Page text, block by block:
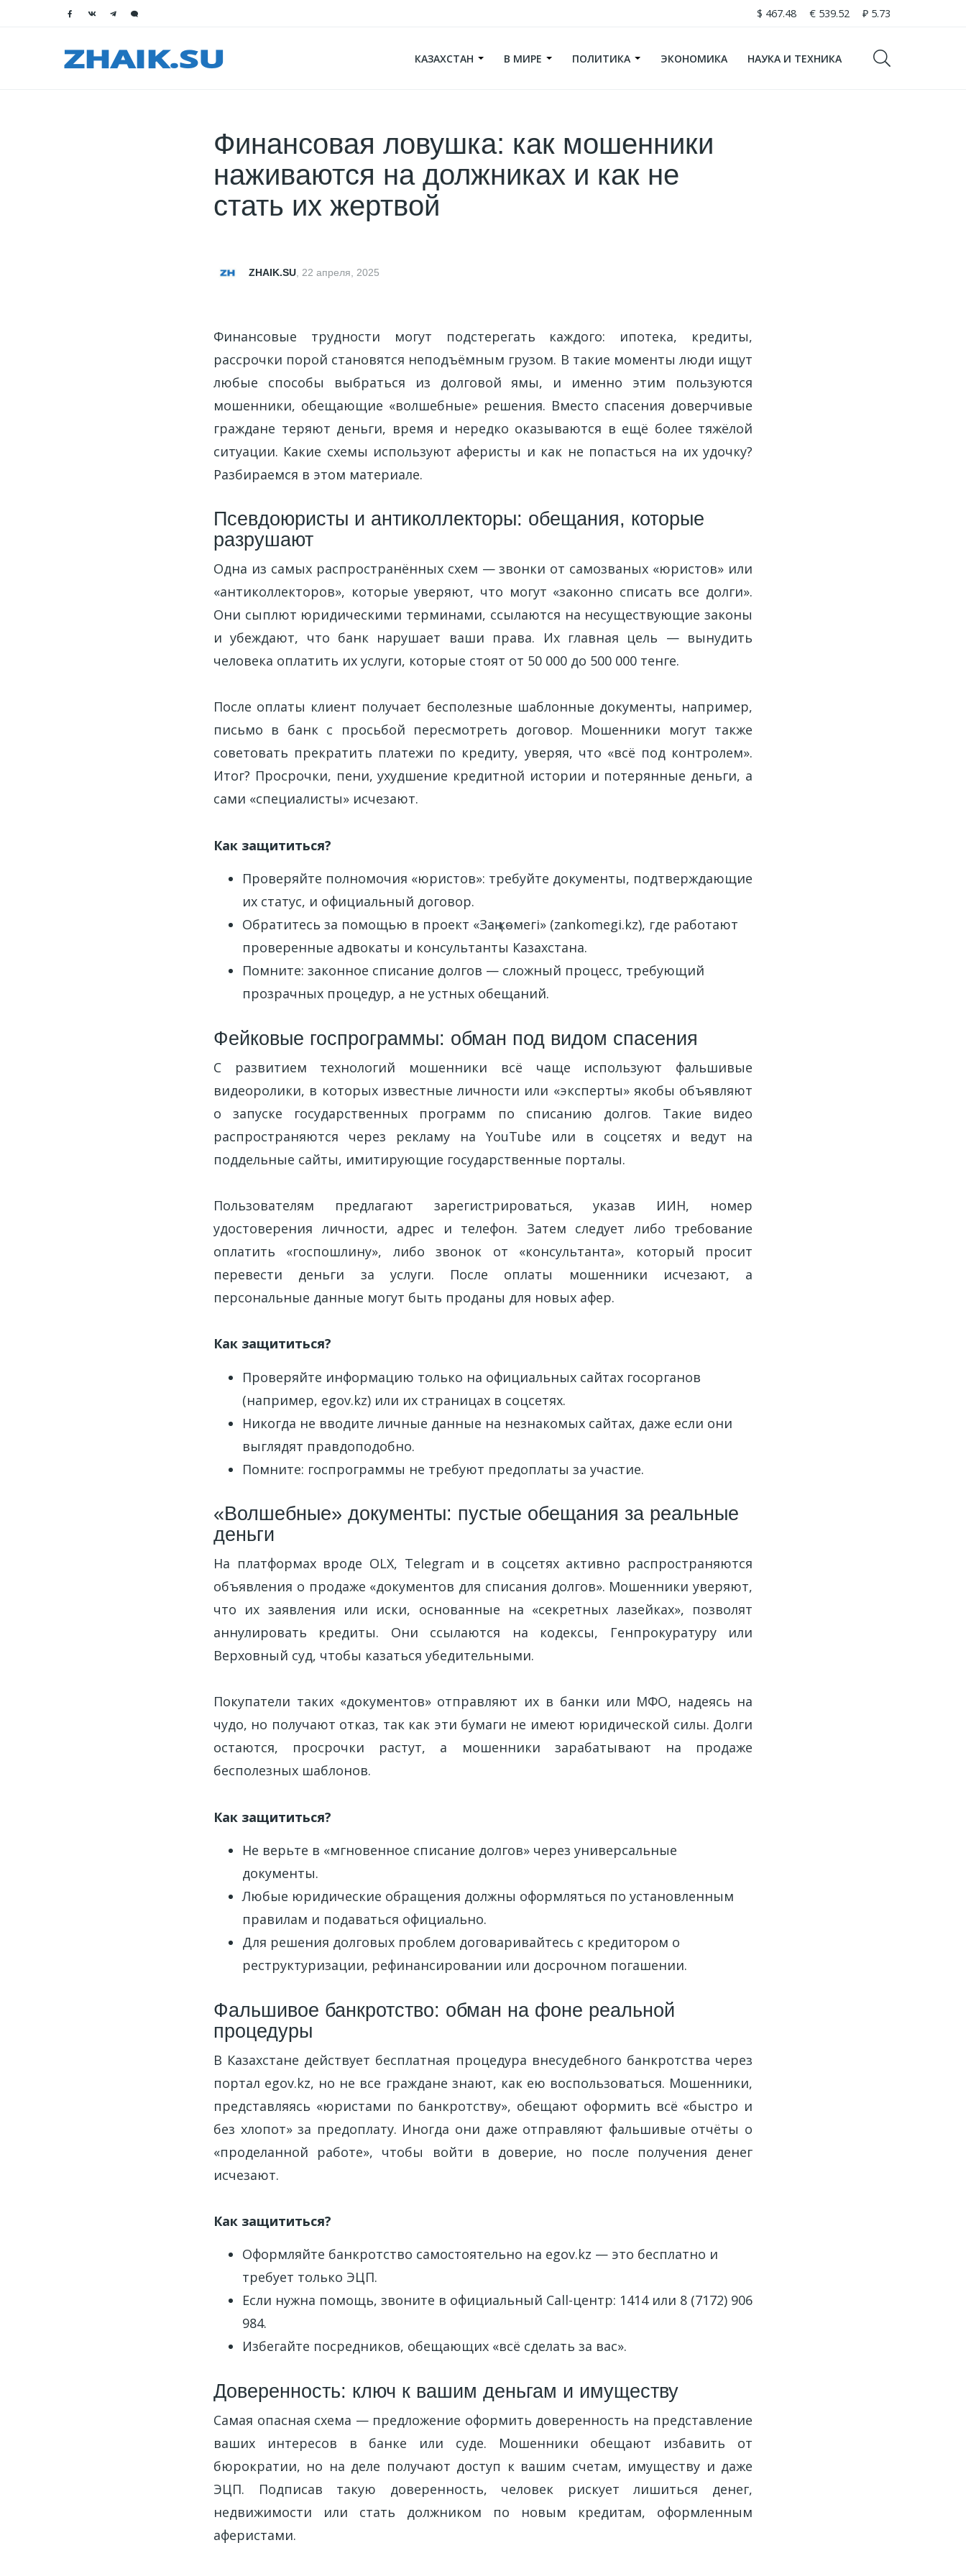
$ 467.48 € 539.52 ₽ 5.73
КАЗАХСТАН В МИРЕ ПОЛИТИКА ЭКОНОМИКА НАУКА И ТЕХНИКА
Финансовая ловушка: как мошенники
наживаются на должниках и как не
стать их жертвой
ZHAIK.SU, 22 апреля, 2025
Финансовые трудности могут подстерегать каждого: ипотека, кредиты,
рассрочки порой становятся неподъёмным грузом. В такие моменты люди ищут
любые способы выбраться из долговой ямы, и именно этим пользуются
мошенники, обещающие «волшебные» решения. Вместо спасения доверчивые
граждане теряют деньги, время и нередко оказываются в ещё более тяжёлой
ситуации. Какие схемы используют аферисты и как не попасться на их удочку?
Разбираемся в этом материале.
Псевдоюристы и антиколлекторы: обещания, которые
разрушают
Одна из самых распространённых схем — звонки от самозваных «юристов» или
«антиколлекторов», которые уверяют, что могут «законно списать все долги».
Они сыплют юридическими терминами, ссылаются на несуществующие законы
и убеждают, что банк нарушает ваши права. Их главная цель — вынудить
человека оплатить их услуги, которые стоят от 50 000 до 500 000 тенге.
После оплаты клиент получает бесполезные шаблонные документы, например,
письмо в банк с просьбой пересмотреть договор. Мошенники могут также
советовать прекратить платежи по кредиту, уверяя, что «всё под контролем».
Итог? Просрочки, пени, ухудшение кредитной истории и потерянные деньги, а
сами «специалисты» исчезают.
Как защититься?
Проверяйте полномочия «юристов»: требуйте документы, подтверждающие
их статус, и официальный договор.
Обратитесь за помощью в проект «Заң көмегі» (zankomegi.kz), где работают
проверенные адвокаты и консультанты Казахстана.
Помните: законное списание долгов — сложный процесс, требующий
прозрачных процедур, а не устных обещаний.
Фейковые госпрограммы: обман под видом спасения
С развитием технологий мошенники всё чаще используют фальшивые
видеоролики, в которых известные личности или «эксперты» якобы объявляют
о запуске государственных программ по списанию долгов. Такие видео
распространяются через рекламу на YouTube или в соцсетях и ведут на
поддельные сайты, имитирующие государственные порталы.
Пользователям предлагают зарегистрироваться, указав ИИН, номер
удостоверения личности, адрес и телефон. Затем следует либо требование
оплатить «госпошлину», либо звонок от «консультанта», который просит
перевести деньги за услуги. После оплаты мошенники исчезают, а
персональные данные могут быть проданы для новых афер.
Как защититься?
Проверяйте информацию только на официальных сайтах госорганов
(например, egov.kz) или их страницах в соцсетях.
Никогда не вводите личные данные на незнакомых сайтах, даже если они
выглядят правдоподобно.
Помните: госпрограммы не требуют предоплаты за участие.
«Волшебные» документы: пустые обещания за реальные
деньги
На платформах вроде OLX, Telegram и в соцсетях активно распространяются
объявления о продаже «документов для списания долгов». Мошенники уверяют,
что их заявления или иски, основанные на «секретных лазейках», позволят
аннулировать кредиты. Они ссылаются на кодексы, Генпрокуратуру или
Верховный суд, чтобы казаться убедительными.
Покупатели таких «документов» отправляют их в банки или МФО, надеясь на
чудо, но получают отказ, так как эти бумаги не имеют юридической силы. Долги
остаются, просрочки растут, а мошенники зарабатывают на продаже
бесполезных шаблонов.
Как защититься?
Не верьте в «мгновенное списание долгов» через универсальные
документы.
Любые юридические обращения должны оформляться по установленным
правилам и подаваться официально.
Для решения долговых проблем договаривайтесь с кредитором о
реструктуризации, рефинансировании или досрочном погашении.
Фальшивое банкротство: обман на фоне реальной
процедуры
В Казахстане действует бесплатная процедура внесудебного банкротства через
портал egov.kz, но не все граждане знают, как ею воспользоваться. Мошенники,
представляясь «юристами по банкротству», обещают оформить всё «быстро и
без хлопот» за предоплату. Иногда они даже отправляют фальшивые отчёты о
«проделанной работе», чтобы войти в доверие, но после получения денег
исчезают.
Как защититься?
Оформляйте банкротство самостоятельно на egov.kz — это бесплатно и
требует только ЭЦП.
Если нужна помощь, звоните в официальный Call-центр: 1414 или 8 (7172) 906
984.
Избегайте посредников, обещающих «всё сделать за вас».
Доверенность: ключ к вашим деньгам и имуществу
Самая опасная схема — предложение оформить доверенность на представление
ваших интересов в банке или суде. Мошенники обещают избавить от
бюрократии, но на деле получают доступ к вашим счетам, имуществу и даже
ЭЦП. Подписав такую доверенность, человек рискует лишиться денег,
недвижимости или стать должником по новым кредитам, оформленным
аферистами.